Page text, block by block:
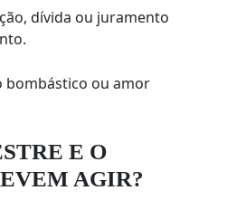
dívida ou juramento
bombástico ou amor
E O
AGIR?